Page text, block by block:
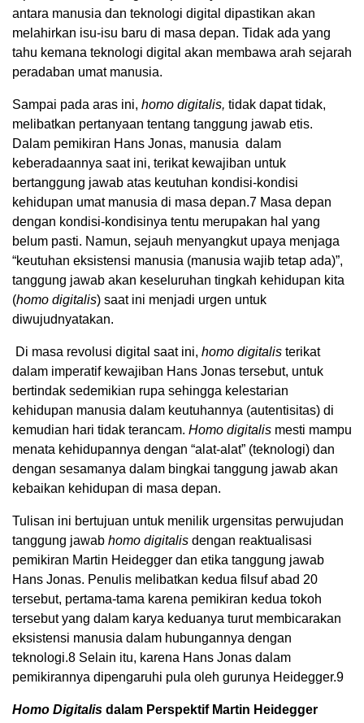
antara manusia dan teknologi digital dipastikan akan
melahirkan isu-isu baru di masa depan. Tidak ada yang
tahu kemana teknologi digital akan membawa arah sejarah
peradaban umat manusia.
Sampai pada aras ini, homo digitalis, tidak dapat tidak,
melibatkan pertanyaan tentang tanggung jawab etis.
Dalam pemikiran Hans Jonas, manusia dalam
keberadaannya saat ini, terikat kewajiban untuk
bertanggung jawab atas keutuhan kondisi-kondisi
kehidupan umat manusia di masa depan.7 Masa depan
dengan kondisi-kondisinya tentu merupakan hal yang
belum pasti. Namun, sejauh menyangkut upaya menjaga
“keutuhan eksistensi manusia (manusia wajib tetap ada)”,
tanggung jawab akan keseluruhan tingkah kehidupan kita
(homo digitalis) saat ini menjadi urgen untuk
diwujudnyatakan.
Di masa revolusi digital saat ini, homo digitalis terikat
dalam imperatif kewajiban Hans Jonas tersebut, untuk
bertindak sedemikian rupa sehingga kelestarian
kehidupan manusia dalam keutuhannya (autentisitas) di
kemudian hari tidak terancam. Homo digitalis mesti mampu
menata kehidupannya dengan “alat-alat” (teknologi) dan
dengan sesamanya dalam bingkai tanggung jawab akan
kebaikan kehidupan di masa depan.
Tulisan ini bertujuan untuk menilik urgensitas perwujudan
tanggung jawab homo digitalis dengan reaktualisasi
pemikiran Martin Heidegger dan etika tanggung jawab
Hans Jonas. Penulis melibatkan kedua filsuf abad 20
tersebut, pertama-tama karena pemikiran kedua tokoh
tersebut yang dalam karya keduanya turut membicarakan
eksistensi manusia dalam hubungannya dengan
teknologi.8 Selain itu, karena Hans Jonas dalam
pemikirannya dipengaruhi pula oleh gurunya Heidegger.9
Homo Digitalis dalam Perspektif Martin Heidegger